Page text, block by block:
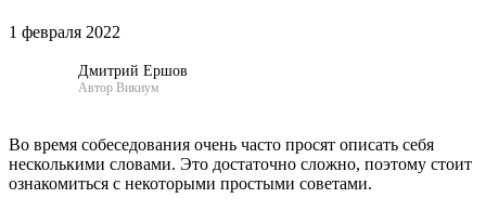
1 февраля 2022
Дмитрий Ершов
Автор Викиум
Во время собеседования очень часто просят описать себя
несколькими словами. Это достаточно сложно, поэтому стоит
ознакомиться с некоторыми простыми советами.